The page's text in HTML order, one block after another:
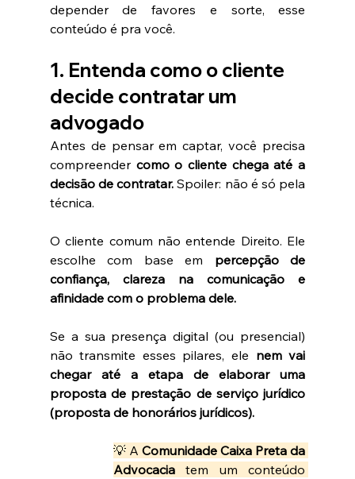
depender de favores e sorte, esse
conteúdo é pra você.
1. Entenda como o cliente
decide contratar um
advogado
Antes de pensar em captar, você precisa
compreender como o cliente chega até a
decisão de contratar. Spoiler: não é só pela
técnica.
O cliente comum não entende Direito. Ele
escolhe com base em percepção de
confiança, clareza na comunicação e
afinidade com o problema dele.
Se a sua presença digital (ou presencial)
não transmite esses pilares, ele nem vai
chegar até a etapa de elaborar uma
proposta de prestação de serviço jurídico
(proposta de honorários jurídicos).
💡 A Comunidade Caixa Preta da
Advocacia tem um conteúdo